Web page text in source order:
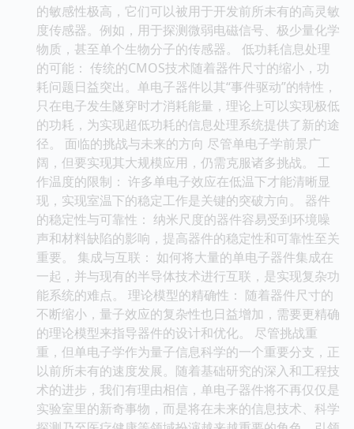
的敏感性极高，它们可以被用于开发前所未有的高灵敏
度传感器。例如，用于探测微弱电磁信号、极少量化学
物质，甚至单个生物分子的传感器。 低功耗信息处理
的可能： 传统的CMOS技术随着器件尺寸的缩小，功
耗问题日益突出。单电子器件以其“事件驱动”的特性，
只在电子发生隧穿时才消耗能量，理论上可以实现极低
的功耗，为实现超低功耗的信息处理系统提供了新的途
径。 面临的挑战与未来的方向 尽管单电子学前景广
阔，但要实现其大规模应用，仍需克服诸多挑战。 工
作温度的限制： 许多单电子效应在低温下才能清晰显
现，实现室温下的稳定工作是关键的突破方向。 器件
的稳定性与可靠性： 纳米尺度的器件容易受到环境噪
声和材料缺陷的影响，提高器件的稳定性和可靠性至关
重要。 集成与互联： 如何将大量的单电子器件集成在
一起，并与现有的半导体技术进行互联，是实现复杂功
能系统的难点。 理论模型的精确性： 随着器件尺寸的
不断缩小，量子效应的复杂性也日益增加，需要更精确
的理论模型来指导器件的设计和优化。 尽管挑战重
重，但单电子学作为量子信息科学的一个重要分支，正
以前所未有的速度发展。随着基础研究的深入和工程技
术的进步，我们有理由相信，单电子器件将不再仅仅是
实验室里的新奇事物，而是将在未来的信息技术、科学